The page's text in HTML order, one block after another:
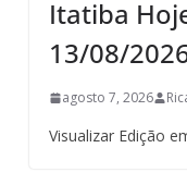
Itatiba
13/08/
agosto 7, 2026
Visualizar Edição